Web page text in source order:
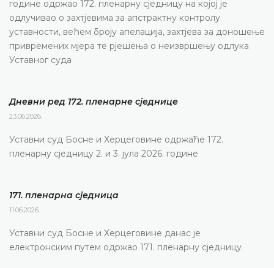
године одржао 172. пленарну сједницу на којој је
одлучивао о захтјевима за апстрактну контролу
уставности, већем броју апелација, захтјева за доношење
привремених мјера те рјешења о неизвршењу одлука
Уставног суда
Дневни ред 172. пленарне сједнице
23.06.2026.
Уставни суд Босне и Херцеговине одржаће 172.
пленарну сједницу 2. и 3. јула 2026. године
171. пленарна сједницa
11.06.2026.
Уставни суд Босне и Херцеговине данас је
електронским путем одржао 171. пленарну сједницу